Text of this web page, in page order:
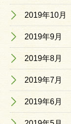
2019年10月
2019年9月
2019年8月
2019年7月
2019年6月